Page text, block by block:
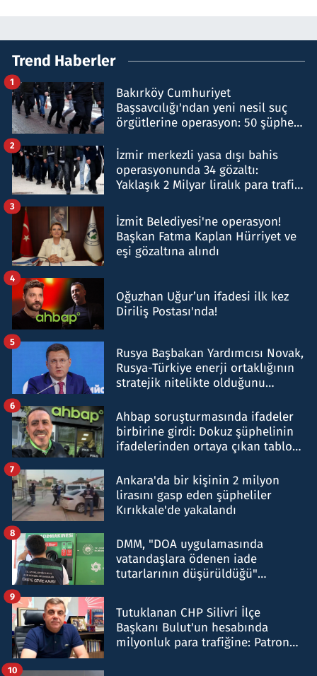
Trend Haberler
Bakırköy Cumhuriyet
Başsavcılığı'ndan yeni nesil suç
örgütlerine operasyon: 50 şüpheli
1
İzmir merkezli yasa dışı bahis
operasyonunda 34 gözaltı:
Yaklaşık 2 Milyar liralık para trafiği
2
İzmit Belediyesi'ne operasyon!
Başkan Fatma Kaplan Hürriyet ve
eşi gözaltına alındı
3
Oğuzhan Uğur’un ifadesi ilk kez
Diriliş Postası'nda!
4
Rusya Başbakan Yardımcısı Novak,
Rusya-Türkiye enerji ortaklığının
stratejik nitelikte olduğunu
5
Ahbap soruşturmasında ifadeler
birbirine girdi: Dokuz şüphelinin
ifadelerinden ortaya çıkan tablo
6
Ankara'da bir kişinin 2 milyon
lirasını gasp eden şüpheliler
Kırıkkale'de yakalandı
7
DMM, "DOA uygulamasında
vatandaşlara ödenen iade
tutarlarının düşürüldüğü"
8
Tutuklanan CHP Silivri İlçe
Başkanı Bulut'un hesabında
milyonluk para trafiğine: Patron
9
10